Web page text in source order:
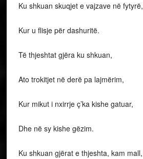
Ku shkuan skuqjet e vajzave në fytyrë,
Kur u flisje për dashuritë.
Të thjeshtat gjëra ku shkuan,
Ato trokitjet në derë pa lajmërim,
Kur mikut i nxirrje ç’ka kishe gatuar,
Dhe në sy kishe gëzim.
Ku shkuan gjërat e thjeshta, kam mall,